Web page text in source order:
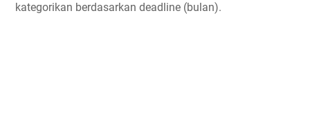
kategorikan berdasarkan deadline (bulan).